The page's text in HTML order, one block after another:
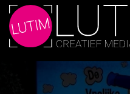
Skip
to
the